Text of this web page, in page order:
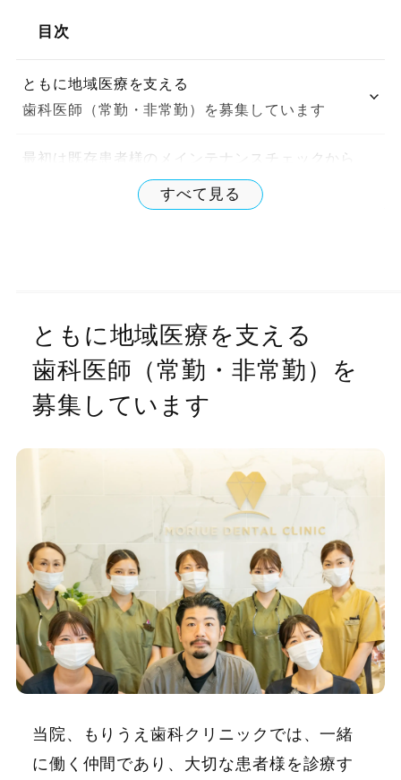
目次
ともに地域医療を支える
歯科医師（常勤・非常勤）を募集しています
最初は既存患者様のメインテナンスチェックから
無理なく診療に集中していただけます
プライベートとの両立が叶います
臨床経験が浅い方・ブランクがある方も歓迎
インプラントやマウスピース矯正装置など
自費診療のノウハウも学べます
セミナー・学会参加でスキルアップ
分院長へのキャリアアップも見込めます
将来の独立・開業もサポートします
医院紹介
選考フロー
すべて見る
ともに地域医療を支える
歯科医師（常勤・非常勤）を
募集しています
当院、もりうえ歯科クリニックでは、一緒
に働く仲間であり、大切な患者様を診療す